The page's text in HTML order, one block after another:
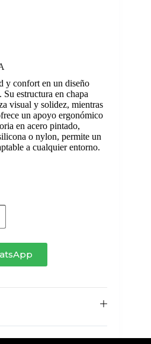
y confort en un diseño
estructura en chapa
visual y solidez, mientras
un apoyo ergonómico
en acero pintado,
o nylon, permite un
a cualquier entorno.